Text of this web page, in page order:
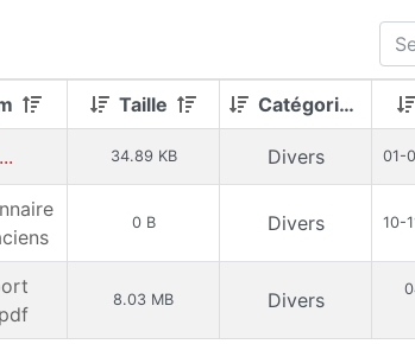
Taille Catégorie
... 34.89 KB Divers 01-
0 B Divers 10-
8.03 MB Divers